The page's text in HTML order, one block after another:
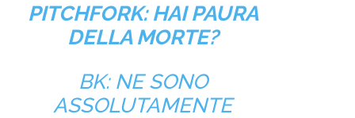
PITCHFORK: HAI PAURA
DELLA MORTE?
BK: NE SONO
ASSOLUTAMENTE